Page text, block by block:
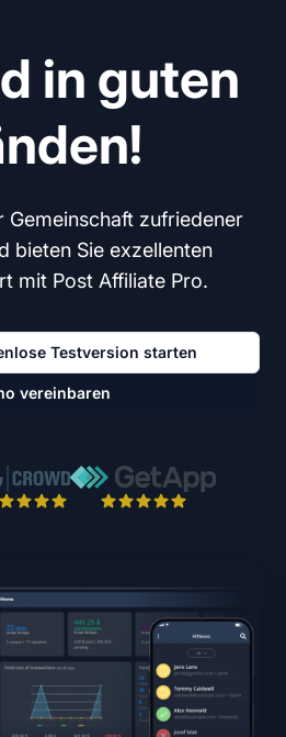
in guten
Gemeinschaft zufriedener
bieten Sie exzellenten
mit Post Affiliate Pro.
Testversion starten
vereinbaren